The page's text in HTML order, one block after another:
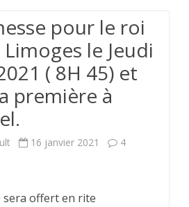
pour le roi
Limoges le Jeudi
( 8H 45) et
première à
16 janvier 2021
4
sera offert en rite